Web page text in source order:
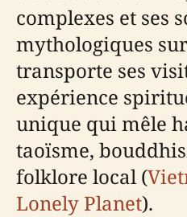
complexes et ses
mythologiques
transporte ses
expérience
unique qui mêle
taoïsme,
folklore local (
Lonely Planet).